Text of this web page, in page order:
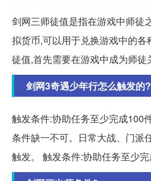
剑网三师徒值是指在游戏中师徒
拟货币,可以用于兑换游戏中的
徒值,首先需要在游戏中成为师徒
剑网3奇遇少年行怎么触发的?
触发条件:协助任务至少完成100
条件缺一不可。日常大战、门派
触发。 触发条件:协助任务至少完